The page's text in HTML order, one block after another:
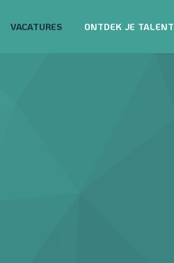
VACATURES ONTDEK JE TALENT